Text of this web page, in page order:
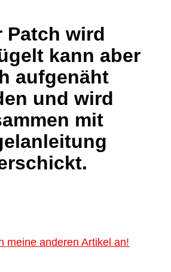
Patch wird
kann aber
aufgenäht
und wird
mit
meine anderen Artikel an!